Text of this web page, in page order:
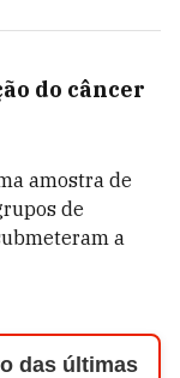
do câncer
amostra de
de
a
das últimas